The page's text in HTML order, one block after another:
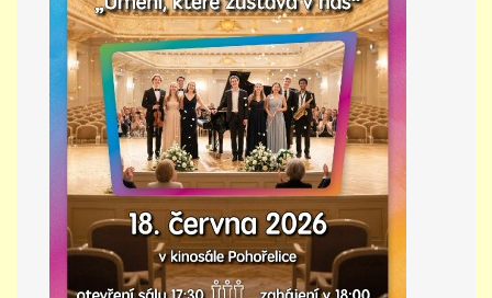
ZUŠ Pohořelice
Školní 462
Pohořelice
691 23
© 2026 eStránky.cz |Tisk|Nahoru ↑